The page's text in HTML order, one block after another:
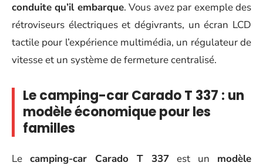
conduite qu’il embarque. Vous avez par exemple des
rétroviseurs électriques et dégivrants, un écran LCD
tactile pour l’expérience multimédia, un régulateur de
vitesse et un système de fermeture centralisé.
Le camping-car Carado T 337 : un
modèle économique pour les
familles
Le camping-car Carado T 337 est un modèle